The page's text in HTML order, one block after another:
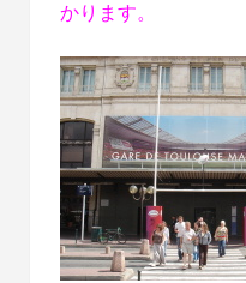
かります。